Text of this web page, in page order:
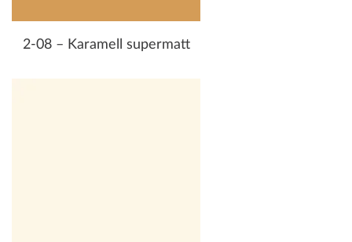
2-08 – Karamell supermatt